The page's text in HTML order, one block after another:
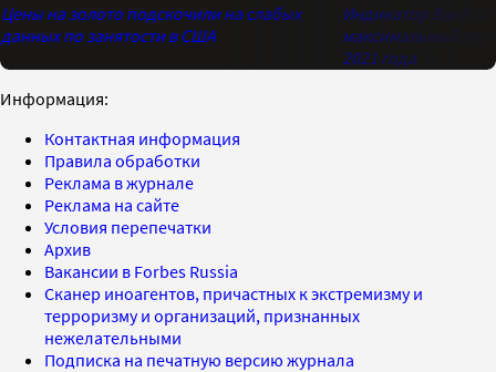
Цены на золото подскочили на слабых
данных по занятости в США
Индикатор Bank of
максимальный
2021 года
Информация:
Контактная информация
Правила обработки
Реклама в журнале
Реклама на сайте
Условия перепечатки
Архив
Вакансии в Forbes Russia
Сканер иноагентов, причастных к экстремизму и
терроризму и организаций, признанных
нежелательными
Подписка на печатную версию журнала